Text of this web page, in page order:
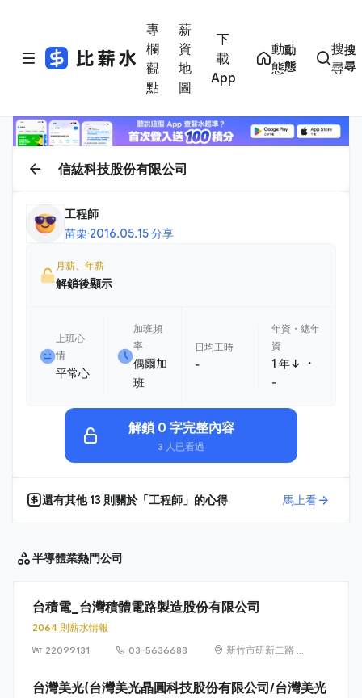
專
欄
觀
點
薪
資
地
圖
下
載
App
動
態
動
態
搜
尋
搜
尋
信紘科技股份有限公司
工程師
苗栗·2016.05.15 分享
月薪、年薪
解鎖後顯示
上班心
情
平常心
加班頻
率
偶爾加
班
日均工時
-
年資・總年
資
1 年↓ ・
-
解鎖 0 字完整內容
3 人已看過
還有其他13 則關於「工程師 」的心得 馬上看
半導體業熱門公司
台積電_台灣積體電路製造股份有限公司
2064 則薪水情報
22099131
03-5636688
新竹市研新二路 8
區）
台灣美光(台灣美光晶圓科技股份有限公司/台灣美光